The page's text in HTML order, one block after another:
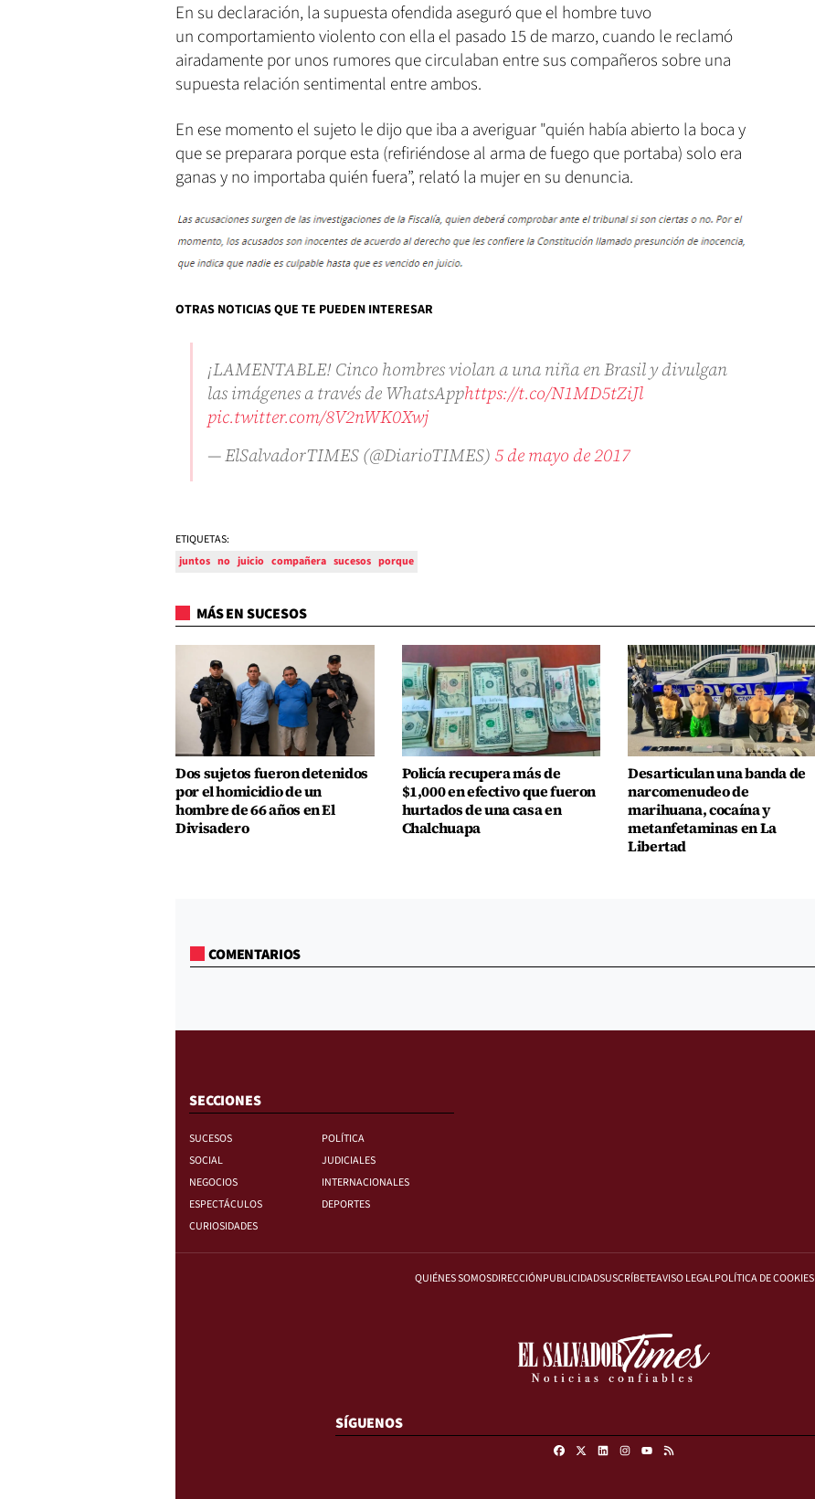
En su declaración, la supuesta ofendida aseguró que el hombre tuvo
un comportamiento violento con ella el pasado 15 de marzo, cuando le reclamó
airadamente por unos rumores que circulaban entre sus compañeros sobre una
supuesta relación sentimental entre ambos.
En ese momento el sujeto le dijo que iba a averiguar "quién había abierto la boca y
que se preparara porque esta (refiriéndose al arma de fuego que portaba) solo era
ganas y no importaba quién fuera”, relató la mujer en su denuncia.
OTRAS NOTICIAS QUE TE PUEDEN INTERESAR
¡LAMENTABLE! Cinco hombres violan a una niña en Brasil y divulgan
las imágenes a través de WhatsApphttps://t.co/N1MD5tZiJl
pic.twitter.com/8V2nWK0Xwj
— ElSalvadorTIMES (@DiarioTIMES) 5 de mayo de 2017
ETIQUETAS:
juntos no juicio compañera sucesos porque
MÁS EN SUCESOS
Dos sujetos fueron detenidos
por el homicidio de un
hombre de 66 años en El
Divisadero
Policía recupera más de
$1,000 en efectivo que fueron
hurtados de una casa en
Chalchuapa
Desarticulan una banda de
narcomenudeo de
marihuana, cocaína y
metanfetaminas en La
Libertad
COMENTARIOS
SECCIONES
SUCESOS
POLÍTICA
SOCIAL
JUDICIALES
NEGOCIOS
INTERNACIONALES
ESPECTÁCULOS
DEPORTES
CURIOSIDADES
QUIÉNES SOMOSDIRECCIÓNPUBLICIDADSUSCRÍBETEAVISO LEGALPOLÍTICA DE COOKIES
SÍGUENOS
FacebookLinkedinInstagram